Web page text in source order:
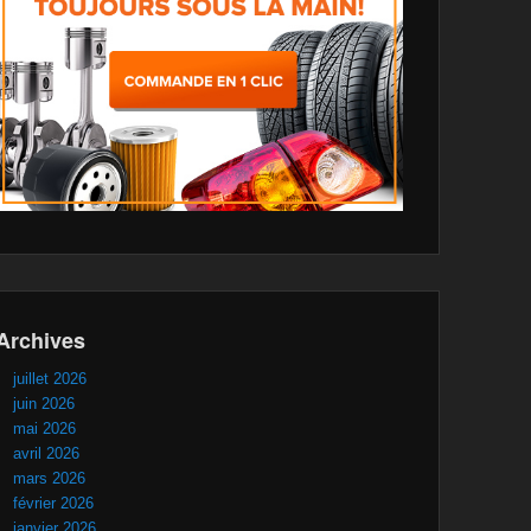
juillet 2026
juin 2026
mai 2026
avril 2026
mars 2026
février 2026